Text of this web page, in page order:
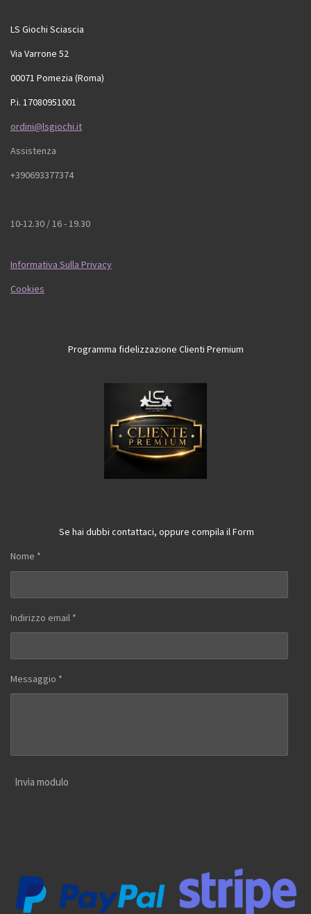
LS Giochi Sciascia
Via Varrone 52
00071 Pomezia (Roma)
P.i. 17080951001
ordini@lsgiochi.it
Assistenza
+390693377374
10-12.30 / 16 - 19.30
Informativa Sulla Privacy
Cookies
Programma fidelizzazione Clienti Premium
Se hai dubbi contattaci, oppure compila il Form
Nome *
Indirizzo email *
Messaggio *
Invia modulo